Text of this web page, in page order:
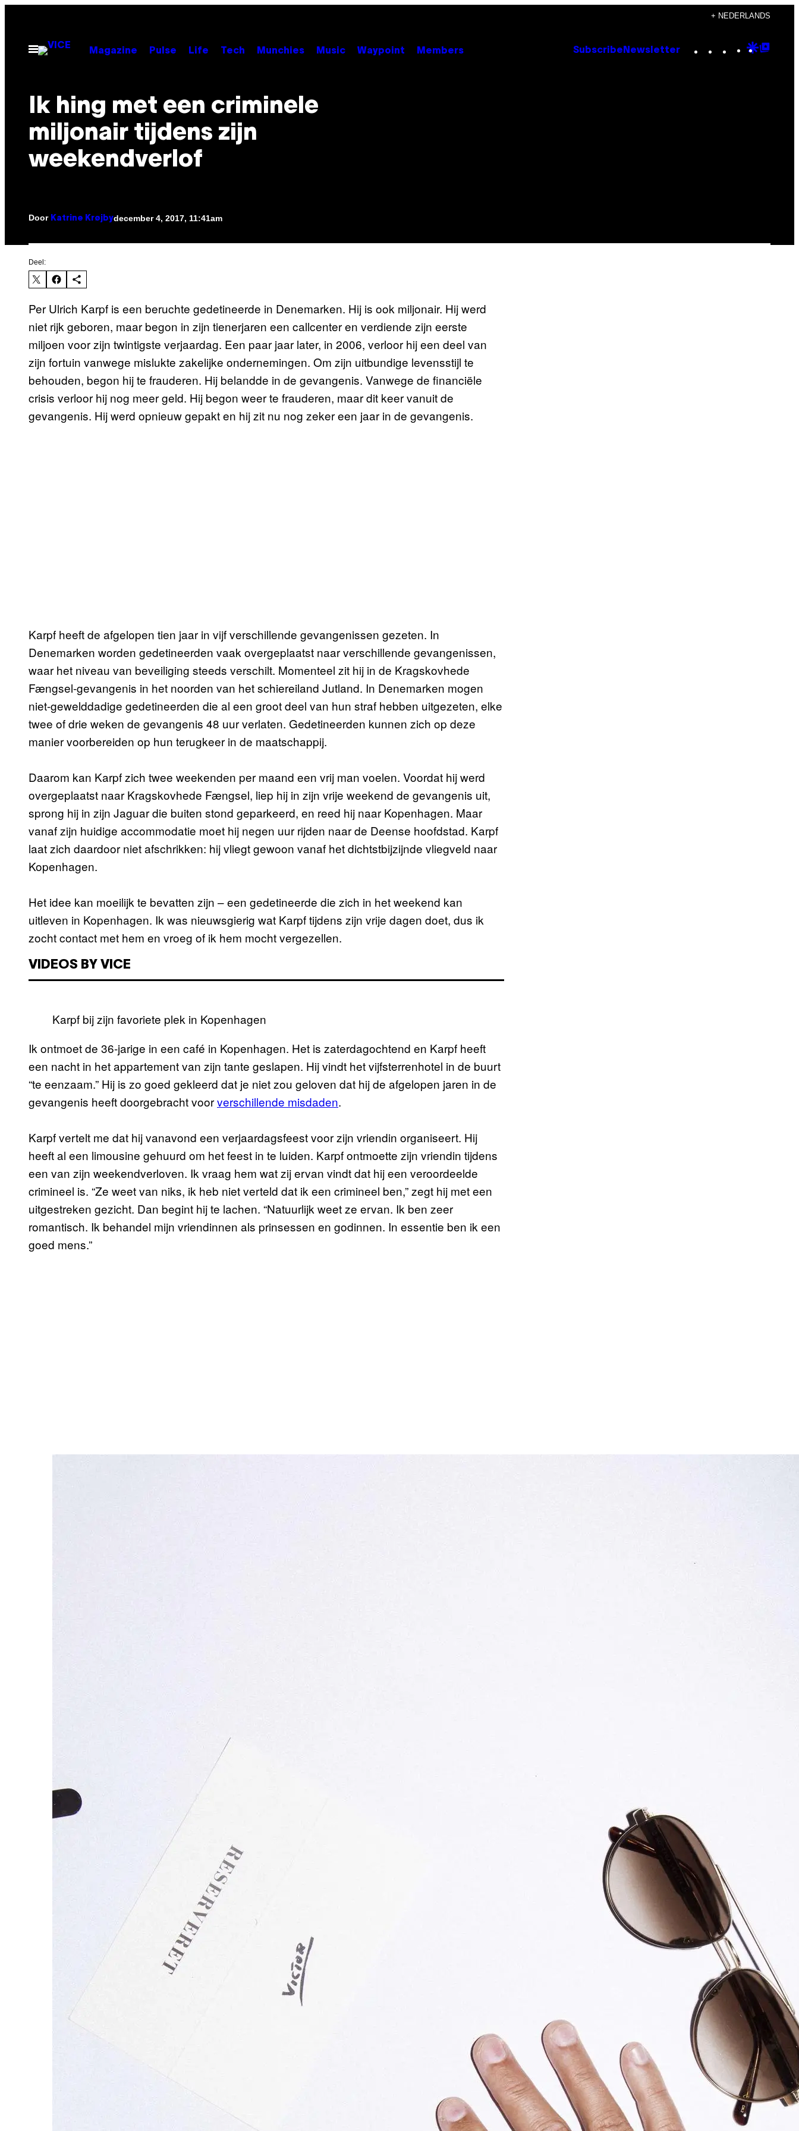
+ NEDERLANDS
Open
menu
Magazine Pulse Life Tech Munchies Music Waypoint Members Subscribe Newsletter Instagram
TikTok
YouTube
Google
Ik hing met een criminele
miljonair tijdens zijn
weekendverlof
Door Katrine Krøjbydecember 4, 2017, 11:41am
Deel:
Per Ulrich Karpf is een beruchte gedetineerde in Denemarken. Hij is ook miljonair. Hij werd
niet rijk geboren, maar begon in zijn tienerjaren een callcenter en verdiende zijn eerste
miljoen voor zijn twintigste verjaardag. Een paar jaar later, in 2006, verloor hij een deel van
zijn fortuin vanwege mislukte zakelijke ondernemingen. Om zijn uitbundige levensstijl te
behouden, begon hij te frauderen. Hij belandde in de gevangenis. Vanwege de financiële
crisis verloor hij nog meer geld. Hij begon weer te frauderen, maar dit keer vanuit de
gevangenis. Hij werd opnieuw gepakt en hij zit nu nog zeker een jaar in de gevangenis.
Karpf heeft de afgelopen tien jaar in vijf verschillende gevangenissen gezeten. In
Denemarken worden gedetineerden vaak overgeplaatst naar verschillende gevangenissen,
waar het niveau van beveiliging steeds verschilt. Momenteel zit hij in de Kragskovhede
Fængsel-gevangenis in het noorden van het schiereiland Jutland. In Denemarken mogen
niet-gewelddadige gedetineerden die al een groot deel van hun straf hebben uitgezeten, elke
twee of drie weken de gevangenis 48 uur verlaten. Gedetineerden kunnen zich op deze
manier voorbereiden op hun terugkeer in de maatschappij.
Daarom kan Karpf zich twee weekenden per maand een vrij man voelen. Voordat hij werd
overgeplaatst naar Kragskovhede Fængsel, liep hij in zijn vrije weekend de gevangenis uit,
sprong hij in zijn Jaguar die buiten stond geparkeerd, en reed hij naar Kopenhagen. Maar
vanaf zijn huidige accommodatie moet hij negen uur rijden naar de Deense hoofdstad. Karpf
laat zich daardoor niet afschrikken: hij vliegt gewoon vanaf het dichtstbijzijnde vliegveld naar
Kopenhagen.
Het idee kan moeilijk te bevatten zijn – een gedetineerde die zich in het weekend kan
uitleven in Kopenhagen. Ik was nieuwsgierig wat Karpf tijdens zijn vrije dagen doet, dus ik
zocht contact met hem en vroeg of ik hem mocht vergezellen.
VIDEOS BY VICE
Karpf bij zijn favoriete plek in Kopenhagen
Ik ontmoet de 36-jarige in een café in Kopenhagen. Het is zaterdagochtend en Karpf heeft
een nacht in het appartement van zijn tante geslapen. Hij vindt het vijfsterrenhotel in de buurt
“te eenzaam.” Hij is zo goed gekleerd dat je niet zou geloven dat hij de afgelopen jaren in de
gevangenis heeft doorgebracht voorverschillende misdaden.
Karpf vertelt me dat hij vanavond een verjaardagsfeest voor zijn vriendin organiseert. Hij
heeft al een limousine gehuurd om het feest in te luiden. Karpf ontmoette zijn vriendin tijdens
een van zijn weekendverloven. Ik vraag hem wat zij ervan vindt dat hij een veroordeelde
crimineel is. “Ze weet van niks, ik heb niet verteld dat ik een crimineel ben,” zegt hij met een
uitgestreken gezicht. Dan begint hij te lachen. “Natuurlijk weet ze ervan. Ik ben zeer
romantisch. Ik behandel mijn vriendinnen als prinsessen en godinnen. In essentie ben ik een
goed mens.”